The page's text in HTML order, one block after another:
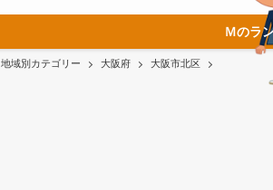
Ｍのラ
地域別カテゴリー 大阪府 大阪市北区